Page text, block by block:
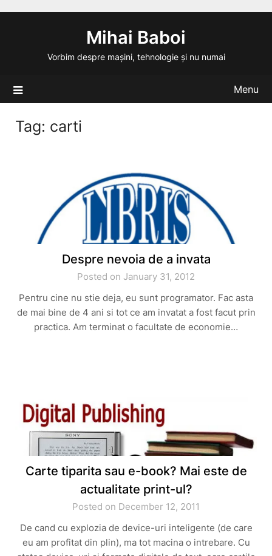
Mihai Baboi
Vorbim despre mașini, tehnologie și nu numai
Menu
Tag: carti
Despre nevoia de a invata
Posted on January 31, 2012
Pentru cine nu stie deja, eu sunt programator. Fac asta
de mai bine de 4 ani si tot ce am invatat a fost facut prin
practica. Am terminat o facultate de economie…
Carte tiparita sau e-book? Mai este de
actualitate print-ul?
Posted on December 12, 2011
De cand cu explozia de device-uri inteligente (de care
eu am profitat din plin), ma tot macina o intrebare. Cu